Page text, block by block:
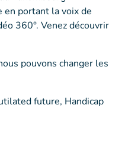
en portant la voix de
360°. Venez découvrir
pouvons changer les
future, Handicap